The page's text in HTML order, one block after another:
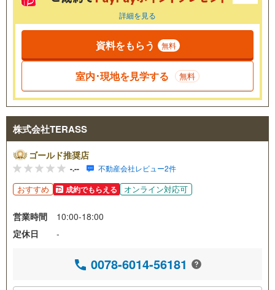
詳細を見る
資料をもらう 無料
室内･現地を見学する 無料
株式会社TERASS
ゴールド推奨店
-.-- 不動産会社レビュー2件
おすすめ 成約でもらえる オンライン対応可
営業時間
10:00-18:00
定休日
-
0078-6014-56181